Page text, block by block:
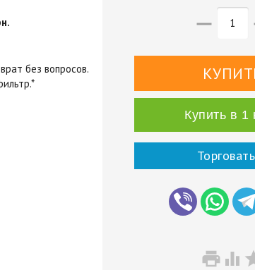

Купить в 1
 
без вопросов.